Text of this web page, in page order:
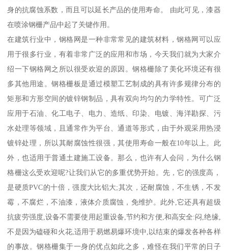
身的抗腐蚀系数，而且可以延长产品的使用寿命。 由此可见，漆器
在喷涂钢栅产品中起了关键作用。
在建筑行业中，钢格网是一种非常常见的建筑材料，钢格网可以应
用于很多行业，有着非常广泛的应用和市场，今天我们就为大家介
绍一下钢格网之所以很受欢迎的原因。钢格栅除了美化环境还有很
多其他用途。钢格栅板是通过模塑工艺制成的具有许多规律分布的
矩形和方形空间的镀锌钢制品，具有双向均匀的力学特性。可广泛
应用于石油、化工电子、电力、造纸、印染、电镀、海洋勘探、污
水处理等领域，且通常作为平台、通道等形式，由于外观采用热浸
镀锌处理，所以其耐腐蚀性很强，其使用寿命一般在10年以上。此
外，也适用于普通土建施工设备。那么，也许有人会问，为什么钢
格栅这么受欢迎呢?让我们从它的多重优势开始。先，它的强度高，
是硬质PVC的十倍，强度大比铝大;其次，还耐腐蚀，不生锈，不发
霉，不腐烂，不油漆，液体介质腐蚀，免维护。此外,它还具有超级
抗疲劳强度,设备不需要使用起重设备,节约和方便,和高安全:闷,绝缘,
不是因为磕碰和火花,适用于易燃易爆环境中,以结束的爆发各种各样
的事故。钢格栅集于一身的优点如此之多，难怪在我们平常的日子